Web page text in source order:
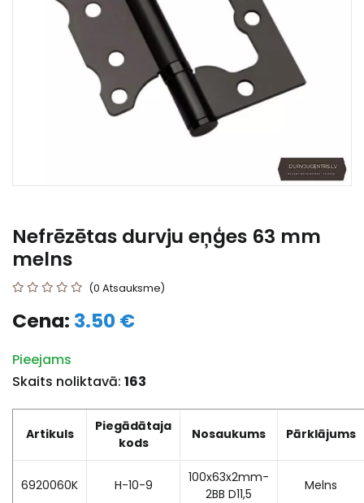
Nefrēzētas durvju eņģes 63 mm
melns
(0 Atsauksme)
Cena: 3.50 €
Pieejams
Skaits noliktavā: 163
Artikuls
Piegādātaja
kods
Nosaukums Pārklājums
6920060K H-10-9
100x63x2mm-
2BB D11,5
Melns